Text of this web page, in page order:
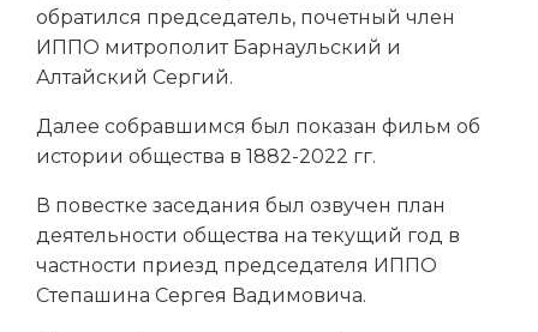
обратился председатель, почетный член
ИППО митрополит Барнаульский и
Алтайский Сергий.
Далее собравшимся был показан фильм об
истории общества в 1882-2022 гг.
В повестке заседания был озвучен план
деятельности общества на текущий год в
частности приезд председателя ИППО
Степашина Сергея Вадимовича.